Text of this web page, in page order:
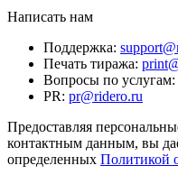
Написать нам
Поддержка:
Печать тиража:
Вопросы по услугам:
PR: pr@ridero.ru
Предоставляя
контактным данным, вы
определенных Политикой